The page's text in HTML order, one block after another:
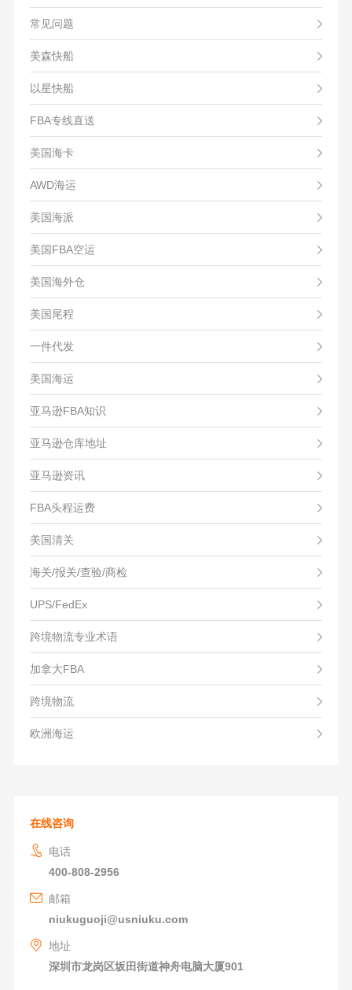
常见问题
美森快船
以星快船
FBA专线直送
美国海卡
AWD海运
美国海派
美国FBA空运
美国海外仓
美国尾程
一件代发
美国海运
亚马逊FBA知识
亚马逊仓库地址
亚马逊资讯
FBA头程运费
美国清关
海关/报关/查验/商检
UPS/FedEx
跨境物流专业术语
加拿大FBA
跨境物流
欧洲海运
在线咨询
电话
400-808-2956
邮箱
niukuguoji@usniuku.com
地址
深圳市龙岗区坂田街道神舟电脑大厦901